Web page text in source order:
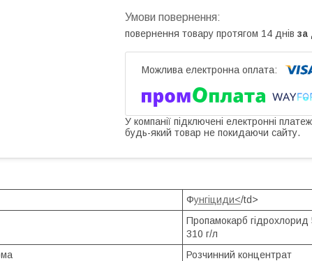
повернення товару протягом 14 днів за
У компанії підключені електронні
будь-який товар не покидаючи сайту.
Фунгіциди</td>
Пропамокарб
310 г/л
Розчинний концентрат